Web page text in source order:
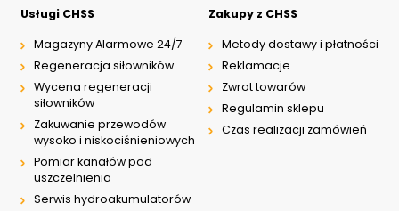
Usługi CHSS
Magazyny Alarmowe 24/7
Regeneracja siłowników
Wycena regeneracji
siłowników
Zakuwanie przewodów
wysoko i niskociśnieniowych
Pomiar kanałów pod
uszczelnienia
Serwis hydroakumulatorów
Zakupy z CHSS
Metody dostawy i płatności
Reklamacje
Zwrot towarów
Regulamin sklepu
Czas realizacji zamówień